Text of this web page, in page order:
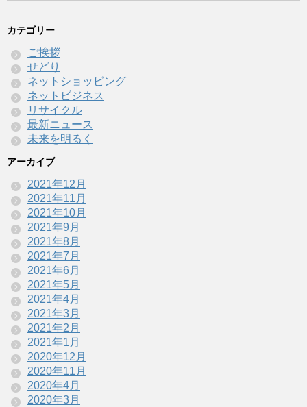
カテゴリー
ご挨拶
せどり
ネットショッピング
ネットビジネス
リサイクル
最新ニュース
未来を明るく
アーカイブ
2021年12月
2021年11月
2021年10月
2021年9月
2021年8月
2021年7月
2021年6月
2021年5月
2021年4月
2021年3月
2021年2月
2021年1月
2020年12月
2020年11月
2020年4月
2020年3月